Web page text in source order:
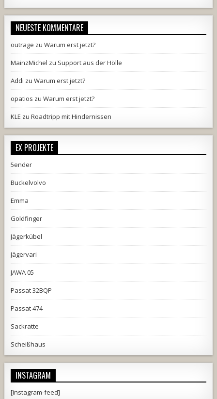
NEUESTE KOMMENTARE
outrage zuWarum erst jetzt?
MainzMichel zu Support aus der Hölle
Addi zuWarum erst jetzt?
opatios zuWarum erst jetzt?
KLE zuRoadtripp mit Hindernissen
EX PROJEKTE
5ender
Buckelvolvo
Emma
Goldfinger
Jägerkübel
Jägervari
JAWA 05
Passat 32BQP
Passat 474
Sackratte
Scheißhaus
INSTAGRAM
[instagram-feed]